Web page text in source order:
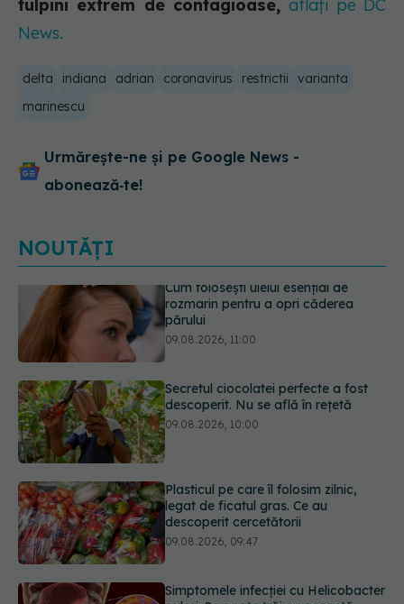
tulpini extrem de contagioase, aflați pe DC
News.
delta indiana adrian coronavirus restrictii
varianta
marinescu
Urmărește-ne și pe Google News -
abonează‑te!
NOUTĂȚI
Secretul ciocolatei perfecte a fost
descoperit. Nu se află în rețetă
09.08.2026, 10:00
Plasticul pe care îl folosim zilnic,
legat de ficatul gras. Ce au
Simptomele infecției cu Helicobacter
pylori. Se poate trăi cu această
bacterie în stomac?